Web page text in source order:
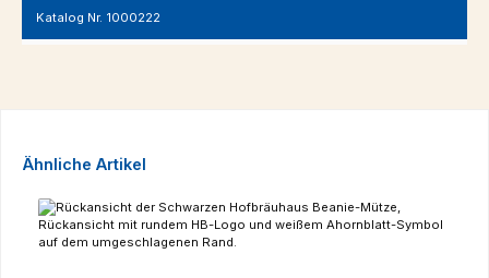
Katalog Nr. 1000222
Produktgalerie überspringen
Ähnliche Artikel